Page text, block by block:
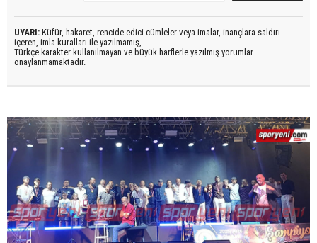
UYARI: Küfür, hakaret, rencide edici cümleler veya imalar, inançlara saldırı
içeren, imla kuralları ile yazılmamış,
Türkçe karakter kullanılmayan ve büyük harflerle yazılmış yorumlar
onaylanmamaktadır.